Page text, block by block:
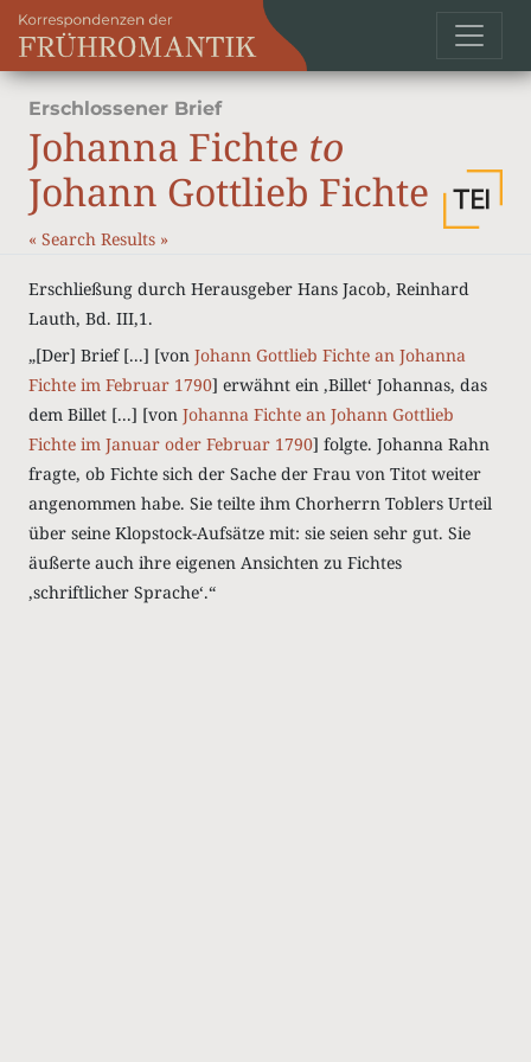
Erschlossener Brief
Johanna Fichte to
Johann Gottlieb Fichte
« Search Results »
Erschließung durch Herausgeber Hans Jacob, Reinhard
Lauth, Bd. III,1.
„[Der] Brief [...] [von Johann Gottlieb Fichte an Johanna
Fichte im Februar 1790] erwähnt ein ‚Billet‘ Johannas, das
dem Billet [...] [von Johanna Fichte an Johann Gottlieb
Fichte im Januar oder Februar 1790] folgte. Johanna Rahn
fragte, ob Fichte sich der Sache der Frau von Titot weiter
angenommen habe. Sie teilte ihm Chorherrn Toblers Urteil
über seine Klopstock-Aufsätze mit: sie seien sehr gut. Sie
äußerte auch ihre eigenen Ansichten zu Fichtes
‚schriftlicher Sprache‘.“